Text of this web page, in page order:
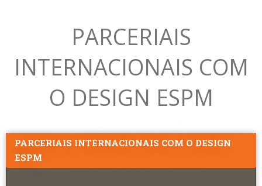
PARCERIAIS
INTERNACIONAIS COM
O DESIGN ESPM
PARCERIAIS INTERNACIONAIS COM O DESIGN
ESPM